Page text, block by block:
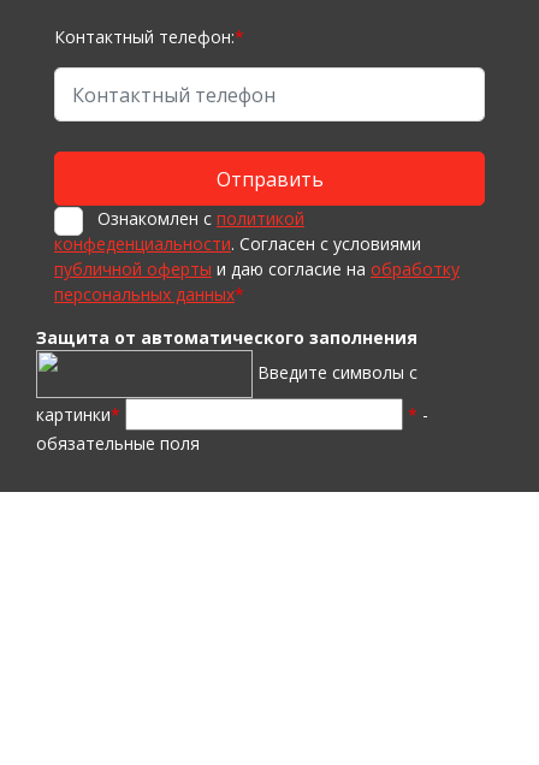
Контактный телефон:*
Ознакомлен с политикой
конфеденциальности. Согласен с условиями
публичной оферты и даю согласие на обработку
персональных данных*
Защита от автоматического заполнения
Введите символы с
картинки* * -
обязательные поля